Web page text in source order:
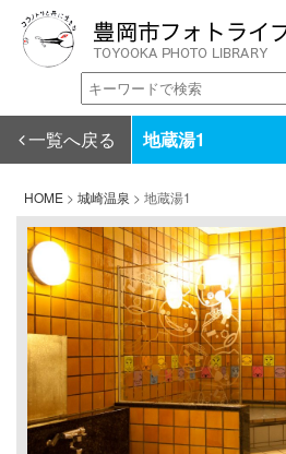
一覧へ戻る 地蔵湯1
HOME > 城崎温泉 > 地蔵湯1